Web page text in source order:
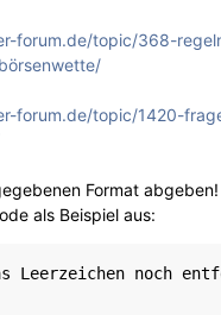
forum.de/topic/368-
forum.de/topic/1420-
Format abgeben!
als Beispiel aus:
noch